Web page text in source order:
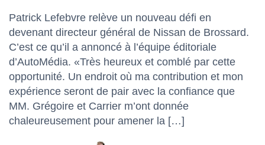
Patrick Lefebvre relève un nouveau défi en
devenant directeur général de Nissan de Brossard.
C’est ce qu’il a annoncé à l’équipe éditoriale
d’AutoMédia. «Très heureux et comblé par cette
opportunité. Un endroit où ma contribution et mon
expérience seront de pair avec la confiance que
MM. Grégoire et Carrier m’ont donnée
chaleureusement pour amener la […]